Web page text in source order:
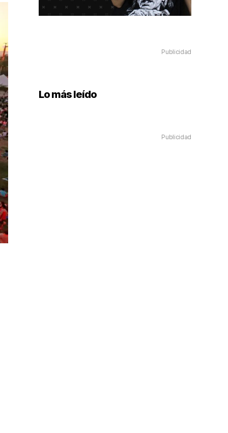
Publicidad
Lo más leído
Publicidad